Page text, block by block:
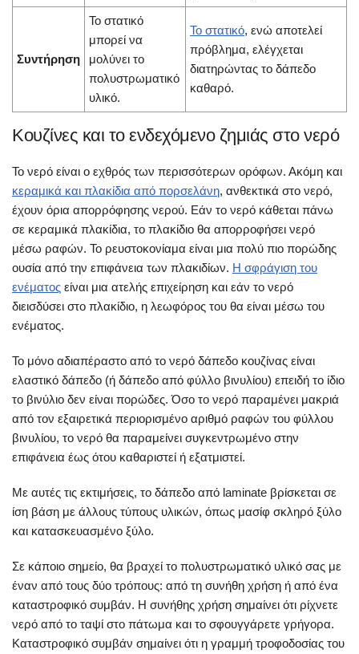
Συντήρηση
Το στατικό
μπορεί να
μολύνει το
πολυστρωματικό
υλικό.
Το στατικό, ενώ αποτελεί
πρόβλημα, ελέγχεται
διατηρώντας το δάπεδο
καθαρό.
Κουζίνες και το ενδεχόμενο ζημιάς στο νερό
Το νερό είναι ο εχθρός των περισσότερων ορόφων. Ακόμη και
κεραμικά και πλακίδια από πορσελάνη, ανθεκτικά στο νερό,
έχουν όρια απορρόφησης νερού. Εάν το νερό κάθεται πάνω
σε κεραμικά πλακίδια, το πλακίδιο θα απορροφήσει νερό
μέσω ραφών. Το ρευστοκονίαμα είναι μια πολύ πιο πορώδης
ουσία από την επιφάνεια των πλακιδίων. Η σφράγιση του
ενέματος είναι μια ατελής επιχείρηση και εάν το νερό
διεισδύσει στο πλακίδιο, η λεωφόρος του θα είναι μέσω του
ενέματος.
Το μόνο αδιαπέραστο από το νερό δάπεδο κουζίνας είναι
ελαστικό δάπεδο (ή δάπεδο από φύλλο βινυλίου) επειδή το ίδιο
το βινύλιο δεν είναι πορώδες. Όσο το νερό παραμένει μακριά
από τον εξαιρετικά περιορισμένο αριθμό ραφών του φύλλου
βινυλίου, το νερό θα παραμείνει συγκεντρωμένο στην
επιφάνεια έως ότου καθαριστεί ή εξατμιστεί.
Με αυτές τις εκτιμήσεις, το δάπεδο από laminate βρίσκεται σε
ίση βάση με άλλους τύπους υλικών, όπως μασίφ σκληρό ξύλο
και κατασκευασμένο ξύλο.
Σε κάποιο σημείο, θα βραχεί το πολυστρωματικό υλικό σας με
έναν από τους δύο τρόπους: από τη συνήθη χρήση ή από ένα
καταστροφικό συμβάν. Η συνήθης χρήση σημαίνει ότι ρίχνετε
νερό από το ταψί στο πάτωμα και το σφουγγάρετε γρήγορα.
Καταστροφικό συμβάν σημαίνει ότι η γραμμή τροφοδοσίας του